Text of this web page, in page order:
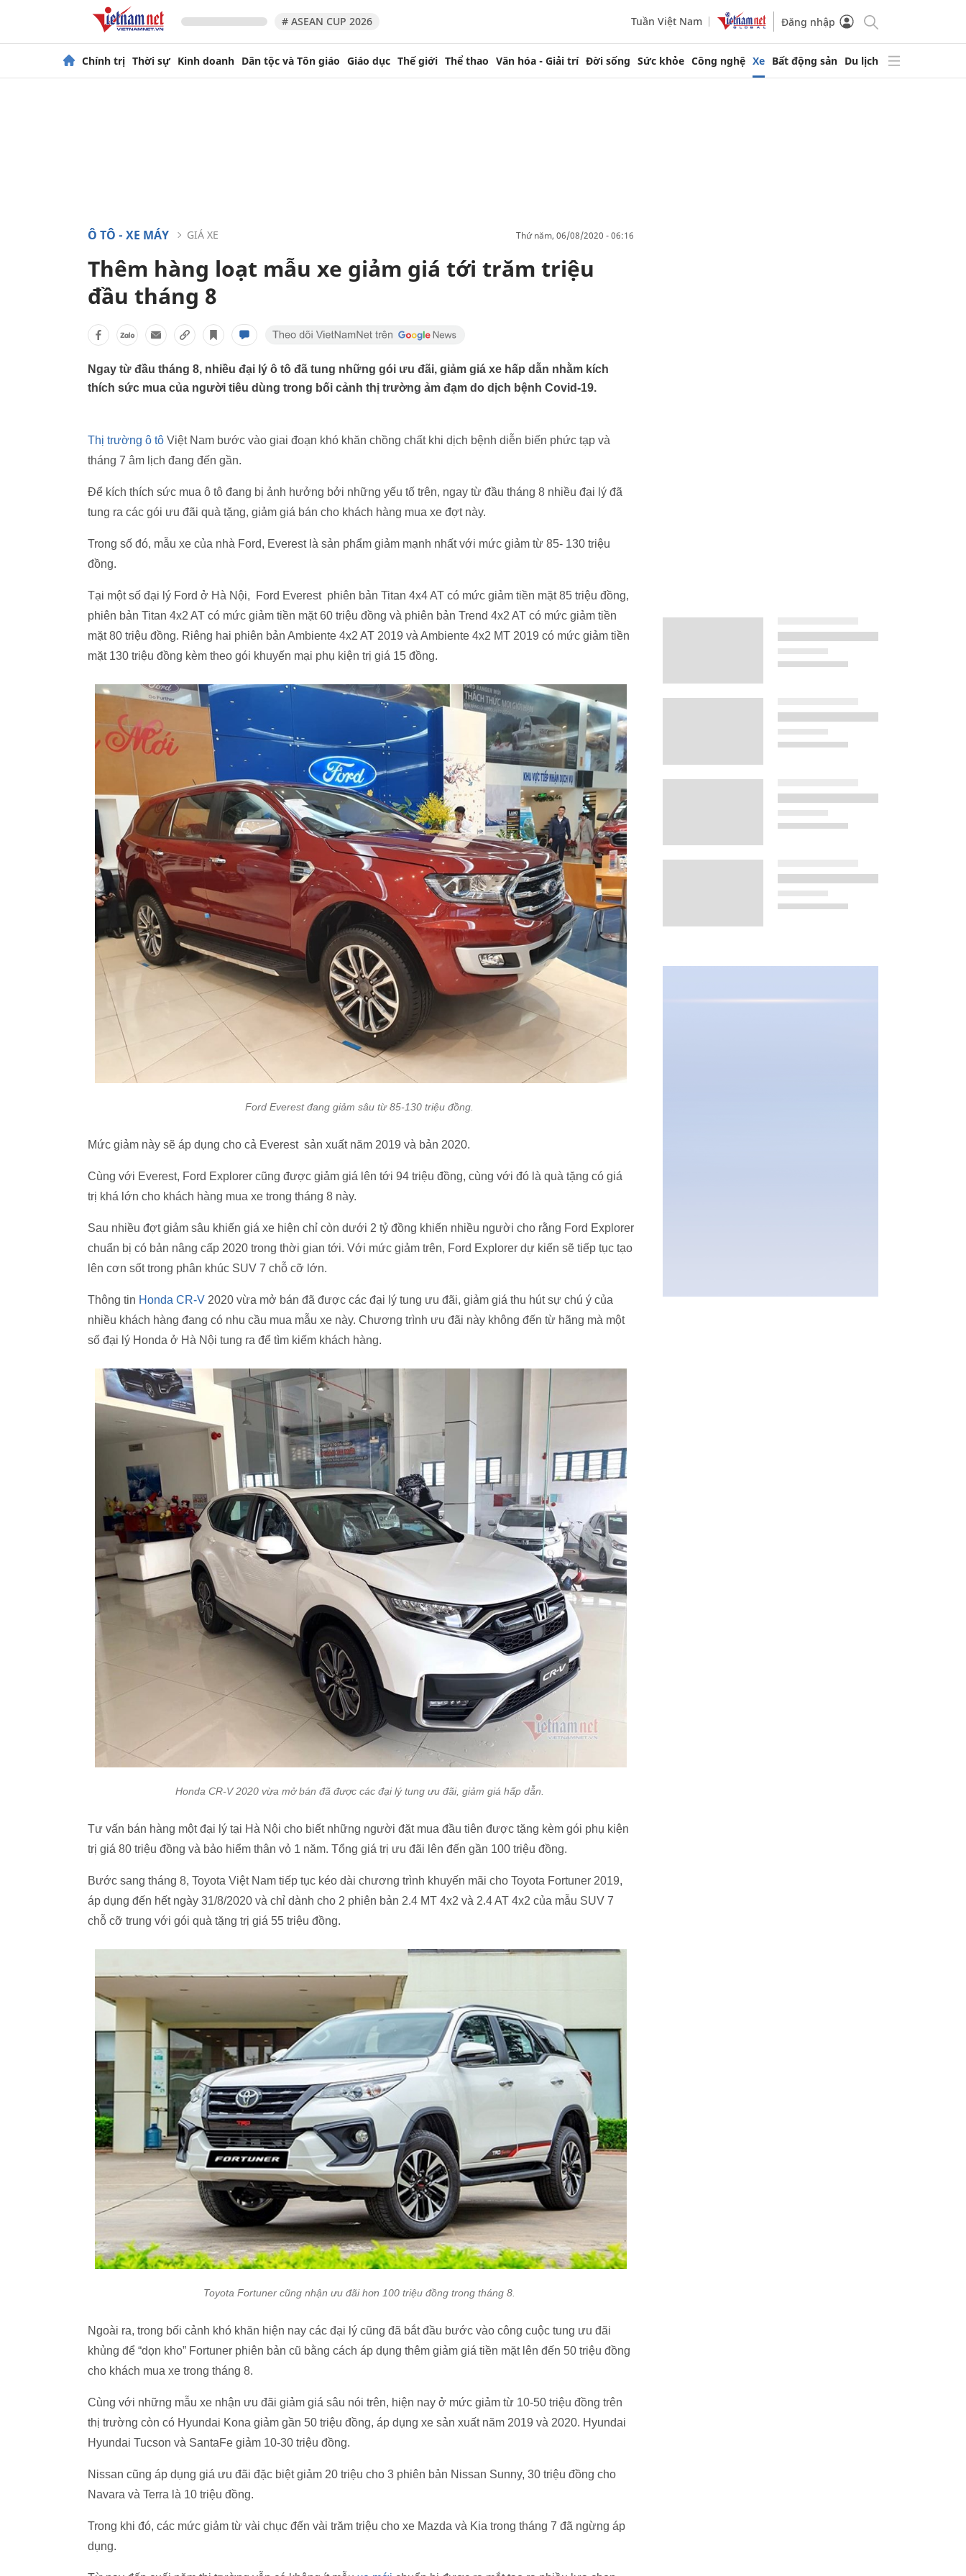
# ASEAN CUP 2026 Tuần Việt Nam Đăng nhập
Chính trị Thời sự Kinh doanh Dân tộc và Tôn giáo Giáo dục Thế giới Thể thao Văn hóa - Giải trí Đời sống Sức khỏe Công nghệ Xe Bất động sản Du lịch
Ô TÔ - XE MÁY GIÁ XE thứ năm, 06/08/2020 - 06:16
Thêm hàng loạt mẫu xe giảm giá tới trăm triệu
đầu tháng 8
Ngay từ đầu tháng 8, nhiều đại lý ô tô đã tung những gói ưu đãi, giảm giá xe hấp dẫn nhằm kích
thích sức mua của người tiêu dùng trong bối cảnh thị trường ảm đạm do dịch bệnh Covid-19.
Thị trường ô tô Việt Nam bước vào giai đoạn khó khăn chồng chất khi dịch bệnh diễn biến phức tạp và
tháng 7 âm lịch đang đến gần.
Để kích thích sức mua ô tô đang bị ảnh hưởng bởi những yếu tố trên, ngay từ đầu tháng 8 nhiều đại lý đã
tung ra các gói ưu đãi quà tặng, giảm giá bán cho khách hàng mua xe đợt này.
Trong số đó, mẫu xe của nhà Ford, Everest là sản phẩm giảm mạnh nhất với mức giảm từ 85- 130 triệu
đồng.
Tại một số đại lý Ford ở Hà Nội, Ford Everest phiên bản Titan 4x4 AT có mức giảm tiền mặt 85 triệu đồng,
phiên bản Titan 4x2 AT có mức giảm tiền mặt 60 triệu đồng và phiên bản Trend 4x2 AT có mức giảm tiền
mặt 80 triệu đồng. Riêng hai phiên bản Ambiente 4x2 AT 2019 và Ambiente 4x2 MT 2019 có mức giảm tiền
mặt 130 triệu đồng kèm theo gói khuyến mại phụ kiện trị giá 15 đồng.
Ford Everest đang giảm sâu từ 85-130 triệu đồng.
Mức giảm này sẽ áp dụng cho cả Everest sản xuất năm 2019 và bản 2020.
Cùng với Everest, Ford Explorer cũng được giảm giá lên tới 94 triệu đồng, cùng với đó là quà tặng có giá
trị khá lớn cho khách hàng mua xe trong tháng 8 này.
Sau nhiều đợt giảm sâu khiến giá xe hiện chỉ còn dưới 2 tỷ đồng khiến nhiều người cho rằng Ford Explorer
chuẩn bị có bản nâng cấp 2020 trong thời gian tới. Với mức giảm trên, Ford Explorer dự kiến sẽ tiếp tục tạo
lên cơn sốt trong phân khúc SUV 7 chỗ cỡ lớn.
Thông tin Honda CR-V 2020 vừa mở bán đã được các đại lý tung ưu đãi, giảm giá thu hút sự chú ý của
nhiều khách hàng đang có nhu cầu mua mẫu xe này. Chương trình ưu đãi này không đến từ hãng mà một
số đại lý Honda ở Hà Nội tung ra để tìm kiếm khách hàng.
Honda CR-V 2020 vừa mở bán đã được các đại lý tung ưu đãi, giảm giá hấp dẫn.
Tư vấn bán hàng một đại lý tại Hà Nội cho biết những người đặt mua đầu tiên được tặng kèm gói phụ kiện
trị giá 80 triệu đồng và bảo hiểm thân vỏ 1 năm. Tổng giá trị ưu đãi lên đến gần 100 triệu đồng.
Bước sang tháng 8, Toyota Việt Nam tiếp tục kéo dài chương trình khuyến mãi cho Toyota Fortuner 2019,
áp dụng đến hết ngày 31/8/2020 và chỉ dành cho 2 phiên bản 2.4 MT 4x2 và 2.4 AT 4x2 của mẫu SUV 7
chỗ cỡ trung với gói quà tặng trị giá 55 triệu đồng.
Toyota Fortuner cũng nhận ưu đãi hơn 100 triệu đồng trong tháng 8.
Ngoài ra, trong bối cảnh khó khăn hiện nay các đại lý cũng đã bắt đầu bước vào công cuộc tung ưu đãi
khủng để “dọn kho” Fortuner phiên bản cũ bằng cách áp dụng thêm giảm giá tiền mặt lên đến 50 triệu đồng
cho khách mua xe trong tháng 8.
Cùng với những mẫu xe nhận ưu đãi giảm giá sâu nói trên, hiện nay ở mức giảm từ 10-50 triệu đồng trên
thị trường còn có Hyundai Kona giảm gần 50 triệu đồng, áp dụng xe sản xuất năm 2019 và 2020. Hyundai
Hyundai Tucson và SantaFe giảm 10-30 triệu đồng.
Nissan cũng áp dụng giá ưu đãi đặc biệt giảm 20 triệu cho 3 phiên bản Nissan Sunny, 30 triệu đồng cho
Navara và Terra là 10 triệu đồng.
Trong khi đó, các mức giảm từ vài chục đến vài trăm triệu cho xe Mazda và Kia trong tháng 7 đã ngừng áp
dụng.